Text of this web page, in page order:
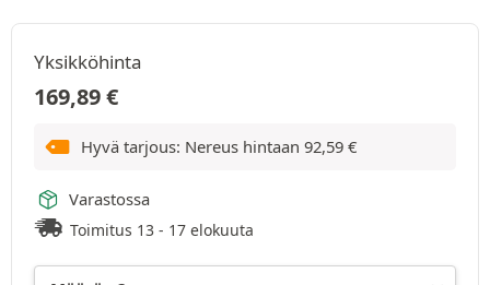
Yksikköhinta
169,89€
Hyvä tarjous: Nereus hintaan 92,59 €
Varastossa
Toimitus 13 - 17 elokuuta